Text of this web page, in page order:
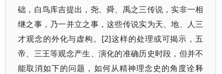
础，白鸟库吉提出，尧、舜、禹之三传说，实非一相
继之事，乃一并立之事，这些传说实为天、地、人三
才观念的外化与虚构。[2]这样的处理或可揭示，五
帝、三王等观念产生、演化的准确历史时段，但并不
能取消如下的问题，如何从精神理念史的角度诠释